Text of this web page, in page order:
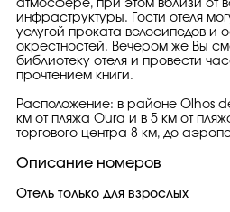
атмосфере, при этом вблизи от
инфраструктуры. Гости отеля
услугой проката велосипедов и
окрестностей. Вечером же Вы
библиотеку отеля и провести
прочтением книги.
Расположение: в районе Olhos
км от пляжа Oura и в 5 км от
торгового центра 8 км, до
Описание номеров
Отель только для взрослых